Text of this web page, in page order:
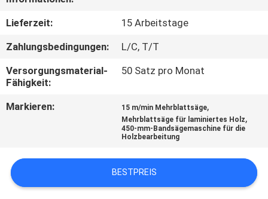
SIE
MIT
IN
VERBINDUNG
FORDERN
Lieferzeit:
15 Arbeitstage
Zahlungsbedingungen:
L/C, T/T
Versorgungsmaterial-
Fähigkeit:
50 Satz pro Monat
Markieren: 15 m/min Mehrblattsäge,
Mehrblattsäge für laminiertes Holz,
450-mm-Bandsägemaschine für die
Holzbearbeitung
BESTPREIS